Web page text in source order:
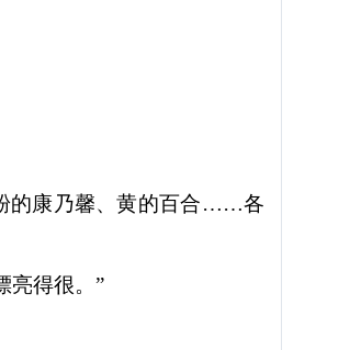
的康乃馨、黄的百合……各
亮得很。”